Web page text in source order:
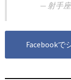
— 射手
Facebookで